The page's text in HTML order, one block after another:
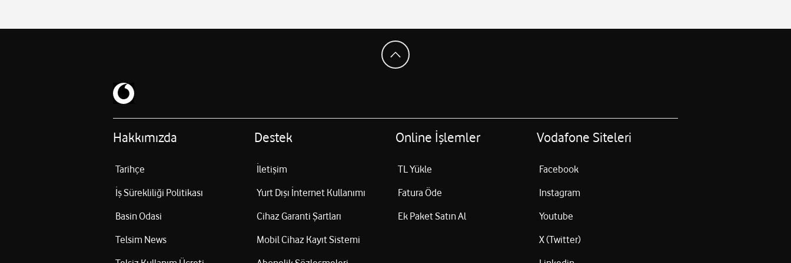
Hakkımızda
Tarihçe
İş Sürekliliği Politikası
Basin Odasi
Telsim News
Destek
İletişim
Yurt Dışı İnternet Kullanımı
Cihaz Garanti Şartları
Mobil Cihaz Kayıt Sistemi
Online İşlemler
TL Yükle
Fatura Öde
Ek Paket Satın Al
Vodafone Siteleri
Facebook
Instagram
Youtube
X (Twitter)